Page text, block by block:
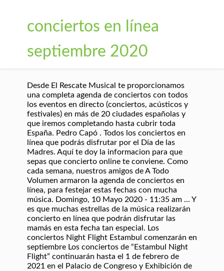
conciertos en línea
septiembre 2020
Desde El Rescate Musical te proporcionamos
una completa agenda de conciertos con todos
los eventos en directo (conciertos, acústicos y
festivales) en más de 20 ciudades españolas y
que iremos completando hasta cubrir toda
España. Pedro Capó . Todos los conciertos en
línea que podrás disfrutar por el Día de las
Madres. Aquí te doy la informacion para que
sepas que concierto online te conviene. Como
cada semana, nuestros amigos de A Todo
Volumen armaron la agenda de conciertos en
línea, para festejar estas fechas con mucha
música. Domingo, 10 Mayo 2020 - 11:35 am ... Y
es que muchas estrellas de la música realizarán
concierto en línea que podrán disfrutar las
mamás en esta fecha tan especial. Los
conciertos Night Flight Estambul comenzarán en
septiembre Los conciertos de “Estambul Night
Flight” continuarán hasta el 1 de febrero de
2021 en el Palacio de Congreso y Exhibición de